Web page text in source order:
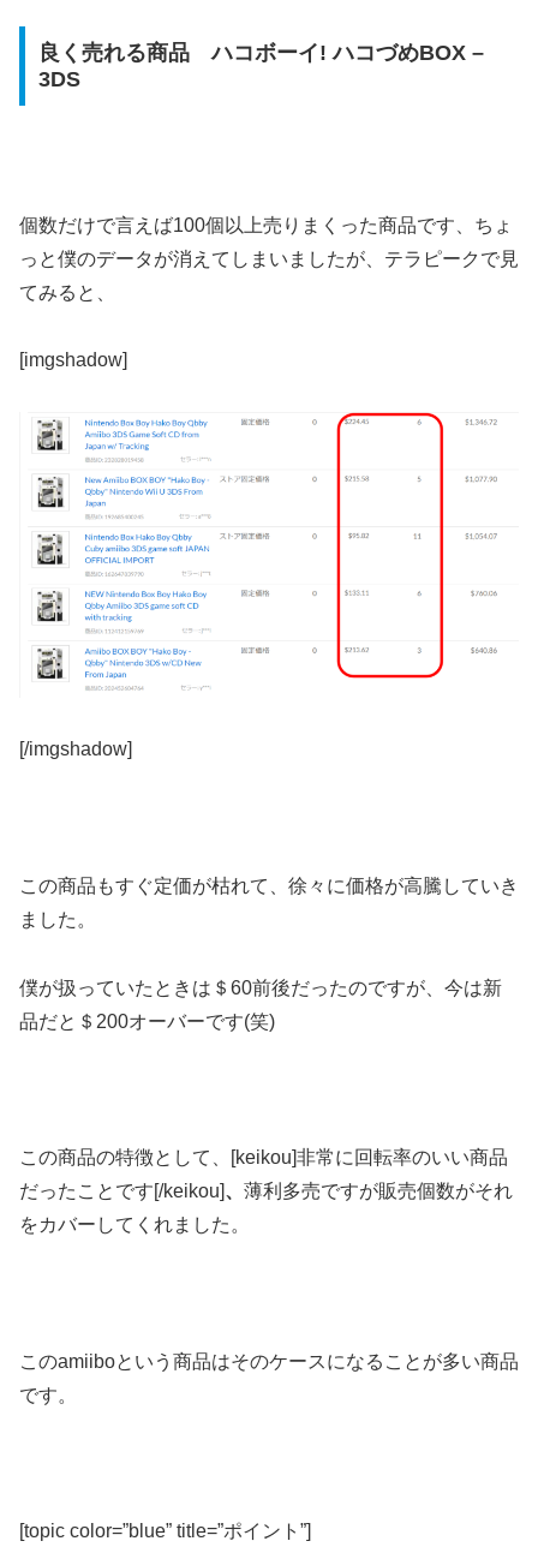
良く売れる商品 ハコボーイ! ハコづめBOX –
3DS
個数だけで言えば100個以上売りまくった商品です、ちょ
っと僕のデータが消えてしまいましたが、テラピークで見
てみると、
[imgshadow]
[/imgshadow]
この商品もすぐ定価が枯れて、徐々に価格が高騰していき
ました。
僕が扱っていたときは＄60前後だったのですが、今は新
品だと＄200オーバーです(笑)
この商品の特徴として、[keikou]非常に回転率のいい商品
だったことです[/keikou]、 薄利多売ですが販売個数がそれ
をカバーしてくれました。
このamiiboという商品はそのケースになることが多い商品
です。
[topic color=”blue” title=”ポイント”]